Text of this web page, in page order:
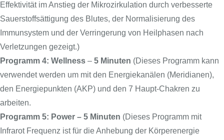
Effektivität im Anstieg der Mikrozirkulation durch verbesserte
Sauerstoffsättigung des Blutes, der Normalisierung des
Immunsystem und der Verringerung von Heilphasen nach
Verletzungen gezeigt.)
Programm 4: Wellness – 5 Minuten (Dieses Programm kann
verwendet werden um mit den Energiekanälen (Meridianen),
den Energiepunkten (AKP) und den 7 Haupt-Chakren zu
arbeiten.
Programm 5: Power – 5 Minuten (Dieses Programm mit
Infrarot Frequenz ist für die Anhebung der Körperenergie